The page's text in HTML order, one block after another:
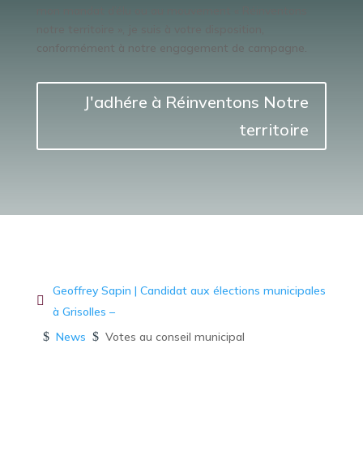
conformément à notre engagement de campagne.
J'adhére à Réinventons Notre
territoire
Geoffrey Sapin | Candidat aux élections municipales
à Grisolles –
$ News $ Votes au conseil municipal